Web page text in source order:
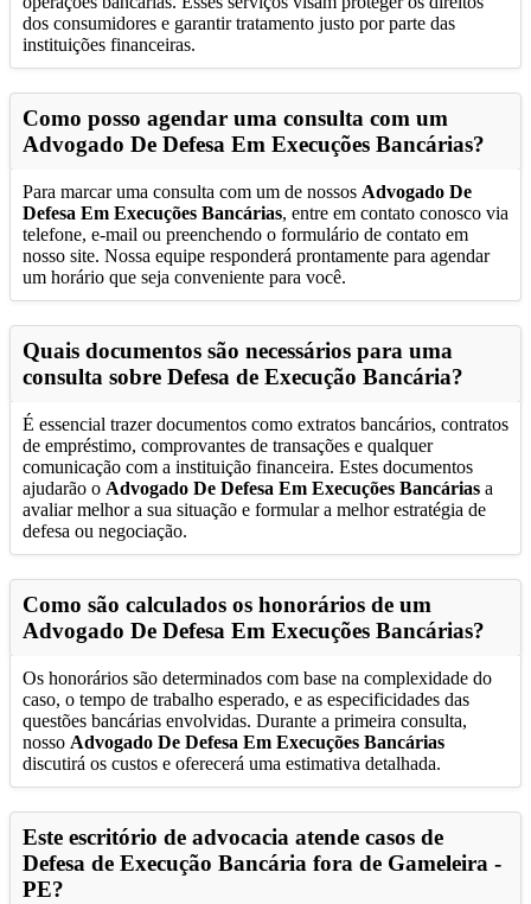
dos consumidores e garantir tratamento justo por parte das
instituições financeiras.
Como posso agendar uma consulta com um
Advogado De Defesa Em Execuções Bancárias?
Para marcar uma consulta com um de nossos Advogado De
Defesa Em Execuções Bancárias, entre em contato conosco via
telefone, e-mail ou preenchendo o formulário de contato em
nosso site. Nossa equipe responderá prontamente para agendar
um horário que seja conveniente para você.
Quais documentos são necessários para uma
consulta sobre Defesa de Execução Bancária?
É essencial trazer documentos como extratos bancários, contratos
de empréstimo, comprovantes de transações e qualquer
comunicação com a instituição financeira. Estes documentos
ajudarão o Advogado De Defesa Em Execuções Bancárias a
avaliar melhor a sua situação e formular a melhor estratégia de
defesa ou negociação.
Como são calculados os honorários de um
Advogado De Defesa Em Execuções Bancárias?
Os honorários são determinados com base na complexidade do
caso, o tempo de trabalho esperado, e as especificidades das
questões bancárias envolvidas. Durante a primeira consulta,
nosso Advogado De Defesa Em Execuções Bancárias
discutirá os custos e oferecerá uma estimativa detalhada.
Este escritório de advocacia atende casos de
Defesa de Execução Bancária fora de Gameleira -
PE?